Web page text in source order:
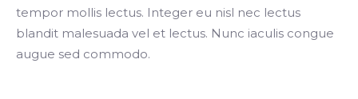
tempor mollis lectus. Integer eu nisl nec lectus
blandit malesuada vel et lectus. Nunc iaculis congue
augue sed commodo.